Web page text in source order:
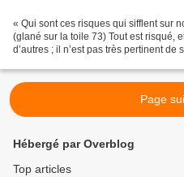
« Qui sont ces risques qui sifflent sur
(glané sur la toile 73) Tout est risqué,
d’autres ; il n’est pas très pertinent
Page
Hébergé par Overblog
Top articles